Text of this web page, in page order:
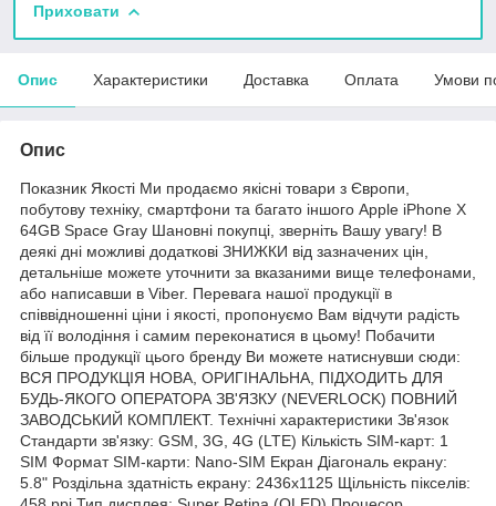
Приховати
Опис Характеристики Доставка Оплата Умови
Опис
Показник Якості Ми продаємо якісні товари з Європи,
побутову техніку, смартфони та багато іншого Apple iPhone X
64GB Space Gray Шановні покупці, зверніть Вашу увагу! В
деякі дні можливі додаткові ЗНИЖКИ від зазначених цін,
детальніше можете уточнити за вказаними вище телефонами,
або написавши в Viber. Перевага нашої продукції в
співвідношенні ціни і якості, пропонуємо Вам відчути радість
від її володіння і самим переконатися в цьому! Побачити
більше продукції цього бренду Ви можете натиснувши сюди:
ВСЯ ПРОДУКЦІЯ НОВА, ОРИГІНАЛЬНА, ПІДХОДИТЬ ДЛЯ
БУДЬ-ЯКОГО ОПЕРАТОРА ЗВ'ЯЗКУ (NEVERLOCK) ПОВНИЙ
ЗАВОДСЬКИЙ КОМПЛЕКТ. Технічні характеристики Зв'язок
Стандарти зв'язку: GSM, 3G, 4G (LTE) Кількість SIM-карт: 1
SIM Формат SIM-карти: Nano-SIM Екран Діагональ екрану:
5.8" Роздільна здатність екрану: 2436x1125 Щільність пікселів: